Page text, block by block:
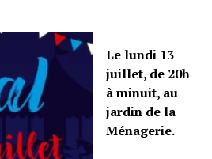
Le lundi 13
juillet, de 20h
à minuit, au
jardin de la
Ménagerie.